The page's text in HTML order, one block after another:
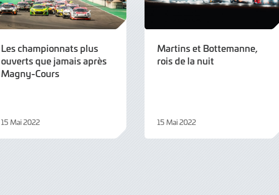
Les championnats plus
ouverts que jamais après
Magny-Cours
15 Mai 2022
Juin
Martins et Bottemanne,
rois de la nuit
15 Mai 2022
Juin